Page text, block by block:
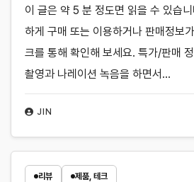
JIN
이 글은 약 5 분 정도면 읽을 수 있습
하게 구매 또는 이용하거나 판매정보
크를 통해 확인해 보세요. 특가/판매
촬영과 나레이션 녹음을 하면서…
리뷰 제품, 테크